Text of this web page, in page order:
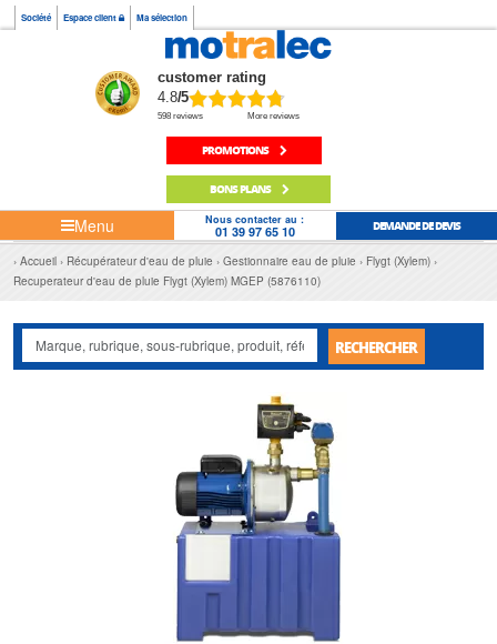
Société Espace client Ma sélection
customer rating
4.8/5
598 reviews More reviews
PROMOTIONS
BONS PLANS
Menu Nous contacter au :
01 39 97 65 10 DEMANDE DE DEVIS
Accueil Récupérateur d'eau de pluie Gestionnaire eau de pluie
Flygt (Xylem)
Recuperateur d'eau de pluie Flygt (Xylem) MGEP (5876110)
RECHERCHER